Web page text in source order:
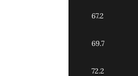
67.2
69.7
72.2